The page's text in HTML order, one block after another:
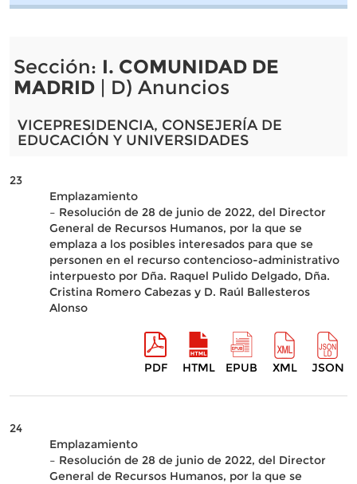
Sección: I. COMUNIDAD DE
MADRID| D) Anuncios
VICEPRESIDENCIA, CONSEJERÍA DE
EDUCACIÓN Y UNIVERSIDADES
23
Emplazamiento
– Resolución de 28 de junio de 2022, del Director
General de Recursos Humanos, por la que se
emplaza a los posibles interesados para que se
personen en el recurso contencioso-administrativo
interpuesto por Dña. Raquel Pulido Delgado, Dña.
Cristina Romero Cabezas y D. Raúl Ballesteros
Alonso
PDF HTML EPUB XML JSON
24
Emplazamiento
– Resolución de 28 de junio de 2022, del Director
General de Recursos Humanos, por la que se